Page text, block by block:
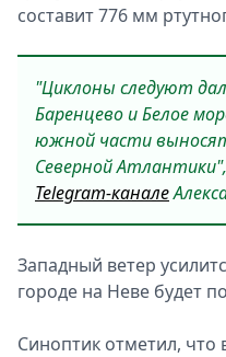
составит 776 мм
"Циклоны следуют
Баренцево и Белое
южной части
Северной
Telegram-канале
Западный ветер
городе на Неве будет
Синоптик отметил, что